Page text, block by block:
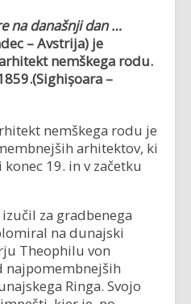
na današnji dan …
– Avstrija) je
nemškega rodu.
(Sighișoara –
nemškega rodu je
arhitektov, ki
19. in v začetku
za gradbenega
na dunajski
Theophilu von
najpomembnejših
Ringa. Svojo